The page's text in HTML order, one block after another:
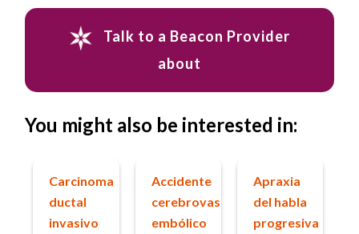
Talk to a Beacon Provider
about
You might also be interested in:
Carcinoma
ductal
invasivo
Accidente
cerebrovascular
embólico
Apraxia
del habla
progresiva